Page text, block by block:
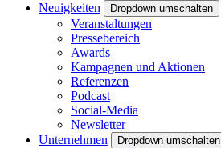
Neuigkeiten
Dropdown umschalten
Veranstaltungen
Pressebereich
Awards
Kampagnen und Aktionen
Referenzen
Podcast
Social-Media
Newsletter
Unternehmen
Dropdown umschalten